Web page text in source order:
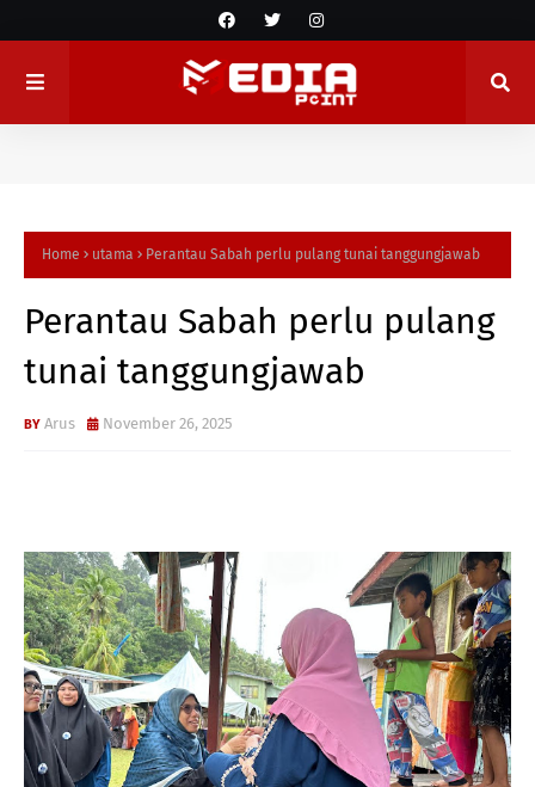
Home utama Perantau Sabah perlu pulang tunai tanggungjawab
Perantau Sabah perlu pulang
tunai tanggungjawab
Arus November 26, 2025